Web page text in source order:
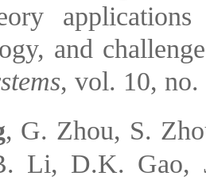
and
,vol. 10, no.
, G. Zhou, S.
Li, D.K. Gao,